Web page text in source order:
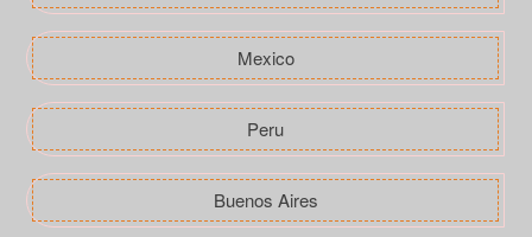
Mexico
Peru
Buenos Aires